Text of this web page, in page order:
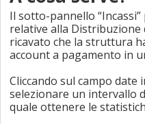
Il sotto-pannello
relative alla Distribuzione
ricavato che la struttura
account a pagamento in
Cliccando sul campo date
selezionare un intervallo
quale ottenere le